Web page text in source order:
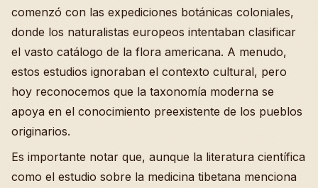
comenzó con las expediciones botánicas coloniales,
donde los naturalistas europeos intentaban clasificar
el vasto catálogo de la flora americana. A menudo,
estos estudios ignoraban el contexto cultural, pero
hoy reconocemos que la taxonomía moderna se
apoya en el conocimiento preexistente de los pueblos
originarios.
Es importante notar que, aunque la literatura científica
como el estudio sobre la medicina tibetana menciona